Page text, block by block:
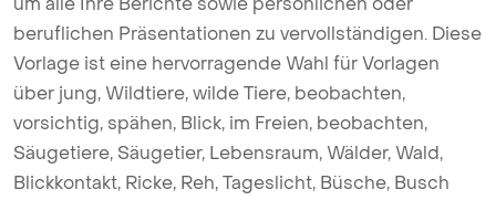
beruflichen Präsentationen zu vervollständigen. Diese
Vorlage ist eine hervorragende Wahl für Vorlagen
über jung, Wildtiere, wilde Tiere, beobachten,
vorsichtig, spähen, Blick, im Freien, beobachten,
Säugetiere, Säugetier, Lebensraum, Wälder, Wald,
Blickkontakt, Ricke, Reh, Tageslicht, Büsche, Busch